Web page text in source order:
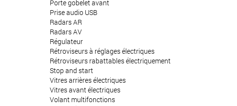
Porte gobelet avant
Prise audio USB
Radars AR
Radars AV
Régulateur
Rétroviseurs à réglages électriques
Rétroviseurs rabattables électriquement
Stop and start
Vitres arrières électriques
Vitres avant électriques
Volant multifonctions